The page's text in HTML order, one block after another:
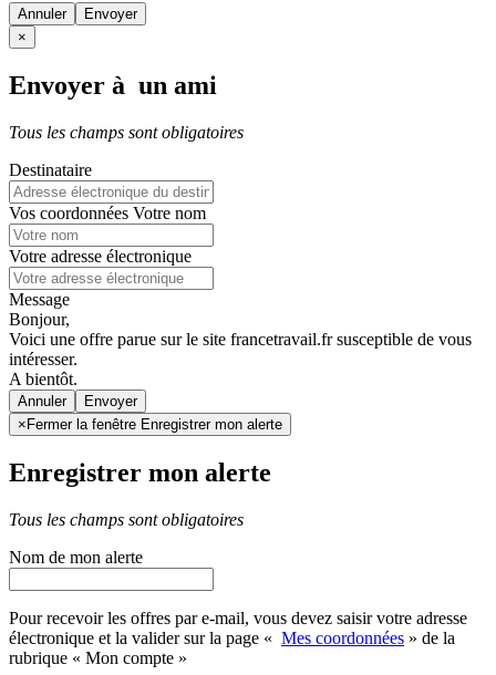
Annuler
×
Envoyer à un ami
Tous les champs sont obligatoires
Destinataire
Vos coordonnées Votre nom
Votre adresse électronique
Message
Bonjour,
Voici une offre parue sur le site francetravail.fr susceptible de vous
intéresser.
A bientôt.
Annuler
× Fermer la fenêtre Enregistrer mon alerte
Enregistrer mon alerte
Tous les champs sont obligatoires
Nom de mon alerte
Pour recevoir les offres par e-mail, vous devez saisir votre adresse
électronique et la valider sur la page « Mes coordonnées » de la
rubrique « Mon compte »